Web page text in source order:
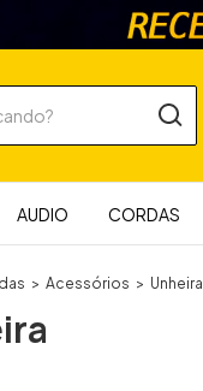
AUDIO CORDAS
> Acessórios > Unheira